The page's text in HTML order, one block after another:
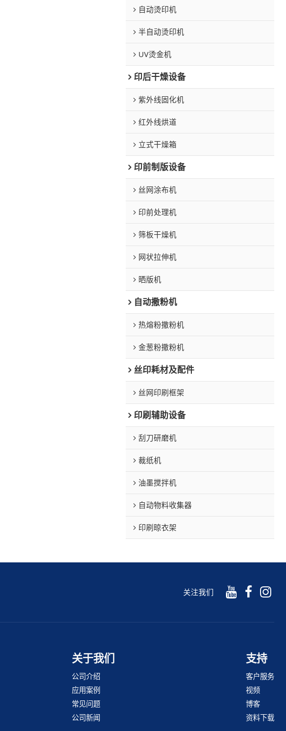
自动烫印机
半自动烫印机
UV烫金机
印后干燥设备
紫外线固化机
红外线烘道
立式干燥箱
印前制版设备
丝网涂布机
印前处理机
筛板干燥机
网状拉伸机
晒版机
自动撒粉机
热熔粉撒粉机
金葱粉撒粉机
丝印耗材及配件
丝网印刷框架
印刷辅助设备
刮刀研磨机
裁纸机
油墨搅拌机
自动物料收集器
印刷晾衣架
关注我们
关于我们
公司介绍
应用案例
常见问题
公司新闻
支持
客户服务
视频
博客
资料下载